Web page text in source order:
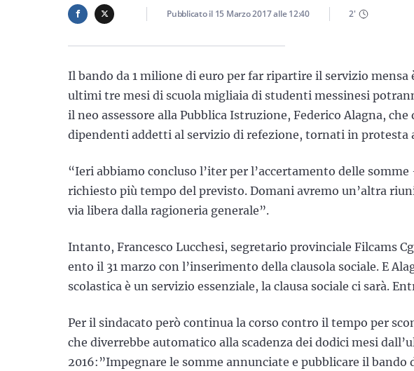
Pubblicato il 15 Marzo 2017alle12:40 2'
Il bando da 1 milione di euro per far ripartire il servizio
ultimi tre mesi di scuola migliaia di studenti messinesi
il neo assessore alla Pubblica Istruzione, Federico Alagna,
dipendenti addetti al servizio di refezione, tornati in protesta
“Ieri abbiamo concluso l’iter per l’accertamento delle
richiesto più tempo del previsto. Domani avremo un’altra
via libera dalla ragioneria generale”.
Intanto, Francesco Lucchesi, segretario provinciale Filcams
ento il 31 marzo con l’inserimento della clausola sociale. E
scolastica è un servizio essenziale, la clausa sociale ci sarà.
Per il sindacato però continua la corso contro il tempo per
che diverrebbe automatico alla scadenza dei dodici mesi
2016:”Impegnare le somme annunciate e pubblicare il